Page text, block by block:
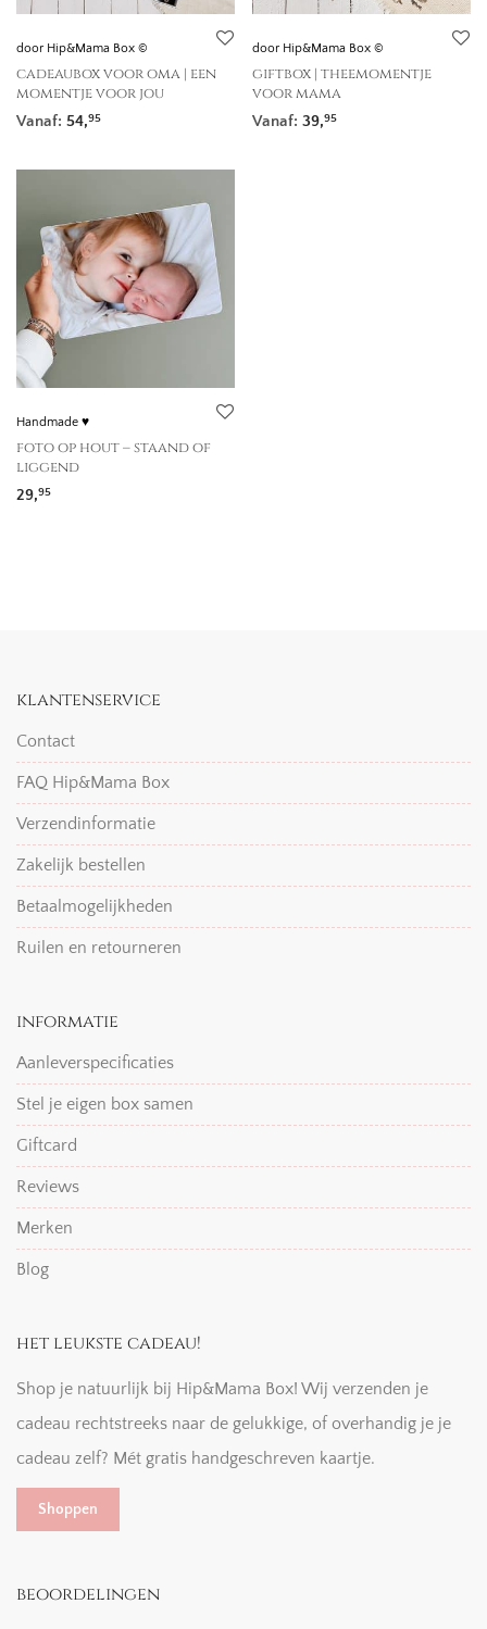
door Hip&Mama Box ©
cadeaubox voor oma | een
momentje voor jou
Vanaf: 54,95
door Hip&Mama Box ©
giftbox | theemomentje
voor mama
Vanaf: 39,95
Handmade ♥
foto op hout – staand of
liggend
29,95
klantenservice
Contact
FAQ Hip&Mama Box
Verzendinformatie
Zakelijk bestellen
Betaalmogelijkheden
Ruilen en retourneren
informatie
Aanleverspecificaties
Stel je eigen box samen
Giftcard
Reviews
Merken
Blog
het leukste cadeau!
Shop je natuurlijk bij Hip&Mama Box! Wij verzenden je
cadeau rechtstreeks naar de gelukkige, of overhandig je je
cadeau zelf? Mét gratis handgeschreven kaartje.
Shoppen
beoordelingen